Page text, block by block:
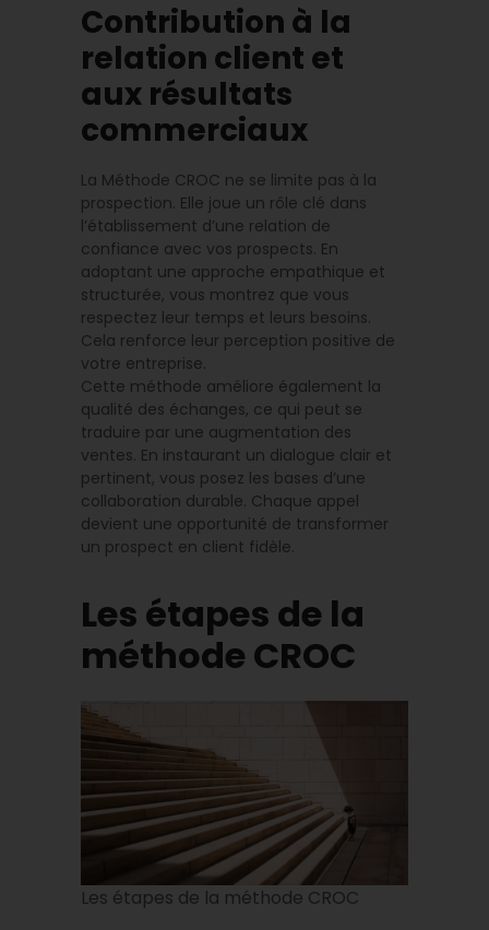
Contribution à la
relation client et
aux résultats
commerciaux
La Méthode CROC ne se limite pas à la
prospection. Elle joue un rôle clé dans
l’établissement d’une relation de
confiance avec vos prospects. En
adoptant une approche empathique et
structurée, vous montrez que vous
respectez leur temps et leurs besoins.
Cela renforce leur perception positive de
votre entreprise.
Cette méthode améliore également la
qualité des échanges, ce qui peut se
traduire par une augmentation des
ventes. En instaurant un dialogue clair et
pertinent, vous posez les bases d’une
collaboration durable. Chaque appel
devient une opportunité de transformer
un prospect en client fidèle.
Les étapes de la
méthode CROC
Les étapes de la méthode CROC